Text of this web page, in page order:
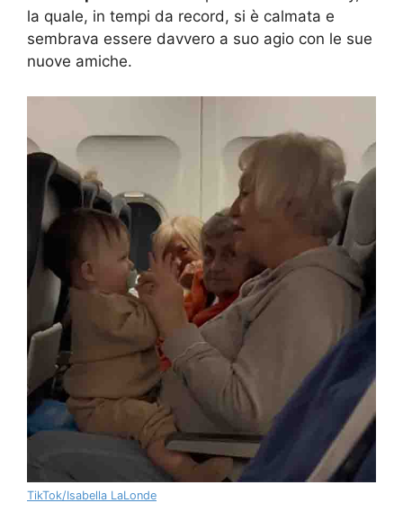
la quale, in tempi da record, si è calmata e
sembrava essere davvero a suo agio con le sue
nuove amiche.
TikTok/Isabella LaLonde